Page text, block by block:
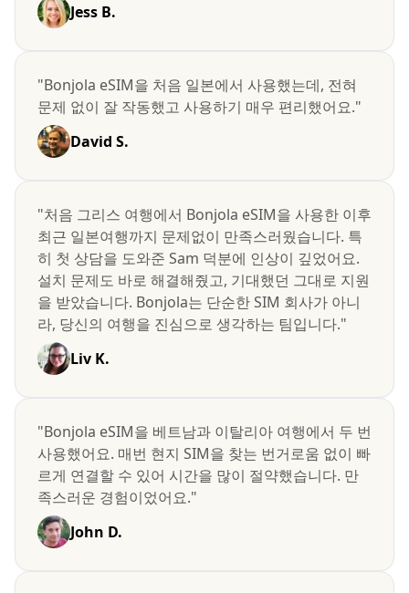
Jess B.
"Bonjola eSIM을 처음 일본에서 사용했는데, 전혀
문제 없이 잘 작동했고 사용하기 매우 편리했어요."
David S.
"처음 그리스 여행에서 Bonjola eSIM을 사용한 이후
최근 일본여행까지 문제없이 만족스러웠습니다. 특
히 첫 상담을 도와준 Sam 덕분에 인상이 깊었어요.
설치 문제도 바로 해결해줬고, 기대했던 그대로 지원
을 받았습니다. Bonjola는 단순한 SIM 회사가 아니
라, 당신의 여행을 진심으로 생각하는 팀입니다."
Liv K.
"Bonjola eSIM을 베트남과 이탈리아 여행에서 두 번
사용했어요. 매번 현지 SIM을 찾는 번거로움 없이 빠
르게 연결할 수 있어 시간을 많이 절약했습니다. 만
족스러운 경험이었어요."
John D.